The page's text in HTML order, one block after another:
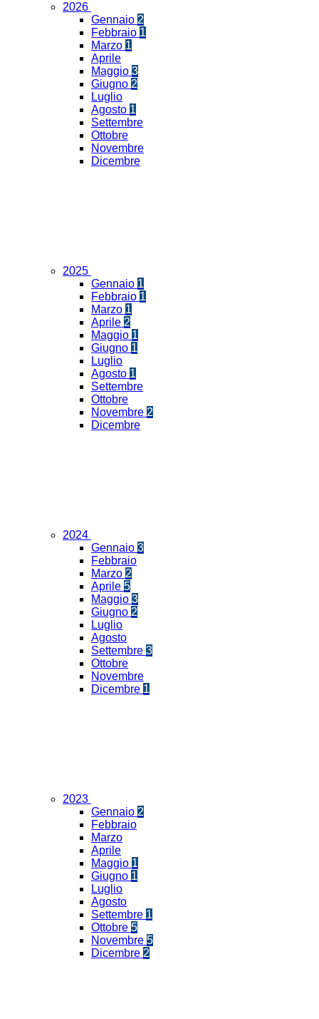
2026
Gennaio 2
Febbraio 1
Marzo 1
Aprile
Maggio 3
Giugno 2
Luglio
Agosto 1
Settembre
Ottobre
Novembre
Dicembre
2025
Gennaio 1
Febbraio 1
Marzo 1
Aprile 2
Maggio 1
Giugno 1
Luglio
Agosto 1
Settembre
Ottobre
Novembre 2
Dicembre
2024
Gennaio 3
Febbraio
Marzo 2
Aprile 5
Maggio 3
Giugno 2
Luglio
Agosto
Settembre 3
Ottobre
Novembre
Dicembre 1
2023
Gennaio 2
Febbraio
Marzo
Aprile
Maggio 1
Giugno 1
Luglio
Agosto
Settembre 1
Ottobre 5
Novembre 5
Dicembre 2